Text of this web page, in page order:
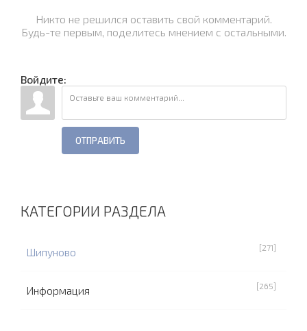
Никто не решился оставить свой комментарий.
Будь-те первым, поделитесь мнением с остальными.
Войдите:
ОТПРАВИТЬ
КАТЕГОРИИ РАЗДЕЛА
Шипуново [271]
Информация [265]